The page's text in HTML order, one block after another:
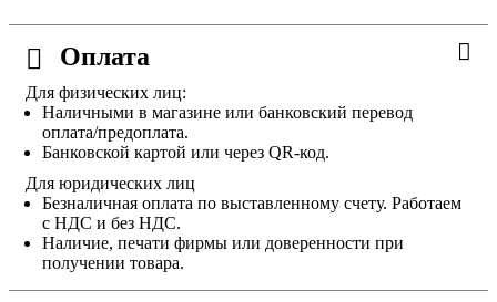
Оплата
Для физических лиц:
Наличными в магазине или банковский перевод
оплата/предоплата.
Банковской картой или через QR-код.
Для юридических лиц
Безналичная оплата по выставленному счету. Работаем
с НДС и без НДС.
Наличие, печати фирмы или доверенности при
получении товара.